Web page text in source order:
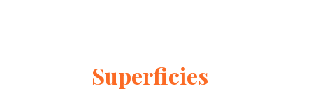
Superficies